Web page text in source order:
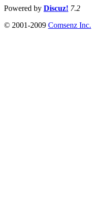
Powered by Discuz! 7.2
© 2001-2009 Comsenz Inc.